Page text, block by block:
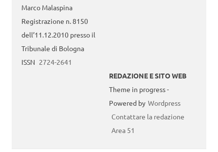
Marco Malaspina
Registrazione n. 8150
dell’11.12.2010 presso il
Tribunale di Bologna
ISSN 2724-2641
REDAZIONE E SITO WEB
Theme in progress -
Powered by Wordpress
Contattare la redazione
Area 51